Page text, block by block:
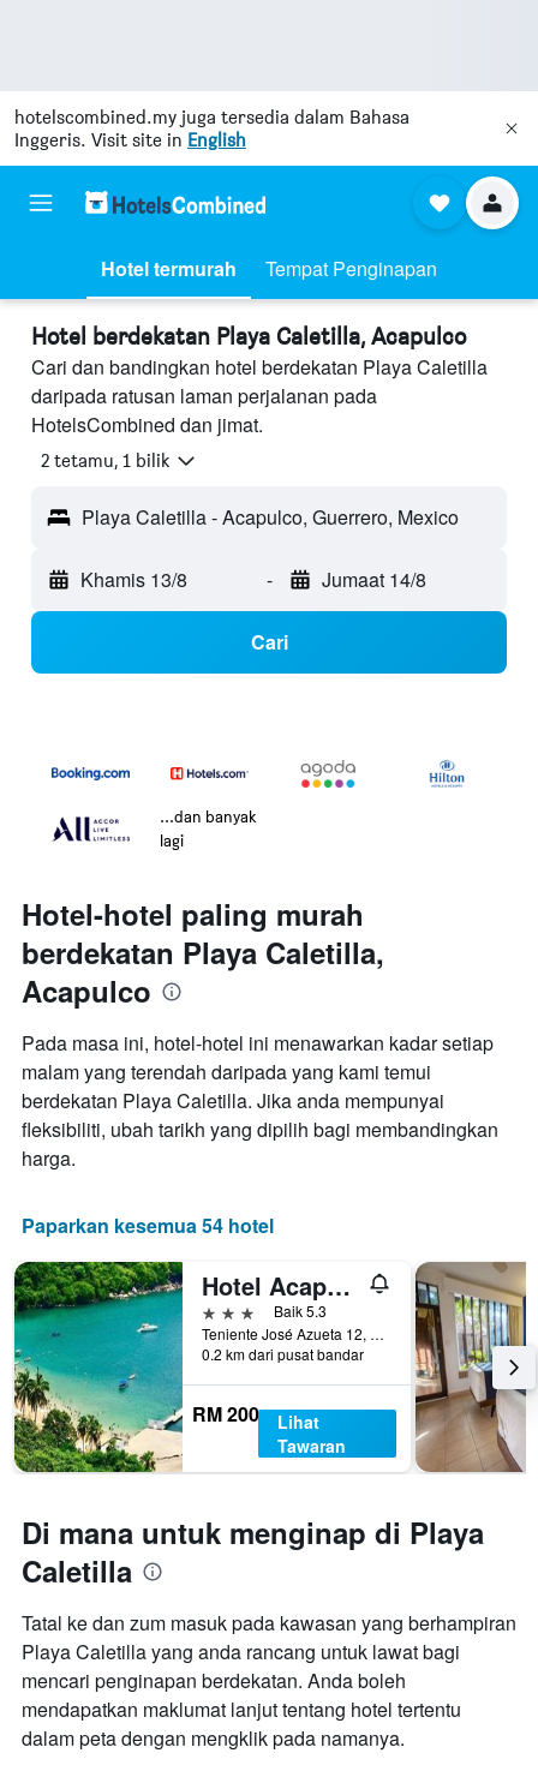
hotelscombined.my juga tersedia dalam Bahasa
Inggeris. Visit site in English
Hotel termurah Tempat Penginapan
Hotel berdekatan Playa Caletilla, Acapulco
Cari dan bandingkan hotel berdekatan Playa Caletilla
daripada ratusan laman perjalanan pada
HotelsCombined dan jimat.
2 tetamu, 1 bilik
Playa Caletilla - Acapulco, Guerrero, Mexico
Khamis 13/8 - Jumaat 14/8
Cari
...dan banyak
lagi
Hotel-hotel paling murah
berdekatan Playa Caletilla,
Acapulco
Pada masa ini, hotel-hotel ini menawarkan kadar setiap
malam yang terendah daripada yang kami temui
berdekatan Playa Caletilla. Jika anda mempunyai
fleksibiliti, ubah tarikh yang dipilih bagi membandingkan
harga.
Paparkan kesemua 54 hotel
Hotel Acapulco Amor
3 bintangBaik 5.3
Teniente José Azueta 12, Acapulco, Guerrero, Mexico
0.2 km dari pusat bandar
RM 200
Lihat
Tawaran
Di mana untuk menginap di Playa
Caletilla
Tatal ke dan zum masuk pada kawasan yang berhampiran
Playa Caletilla yang anda rancang untuk lawat bagi
mencari penginapan berdekatan. Anda boleh
mendapatkan maklumat lanjut tentang hotel tertentu
dalam peta dengan mengklik pada namanya.